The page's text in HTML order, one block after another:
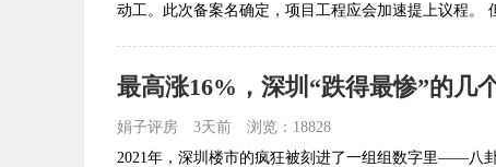
动工。此次备案名确定，项目工程应会加速提上议程。
最高涨16%，深圳“跌得最惨”的几
娟子评房 3天前
浏览：18828
2021年，深圳楼市的疯狂被刻进了一组组数字里——八